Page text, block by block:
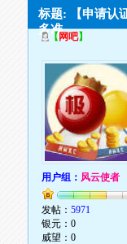
标题: 【申请认
多准
【网吧】
用户组： 风云使者
发帖：5971
银元：0
威望：0